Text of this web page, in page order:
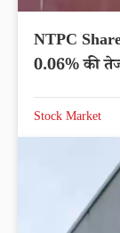
NTPC
0.06% की
Stock Market